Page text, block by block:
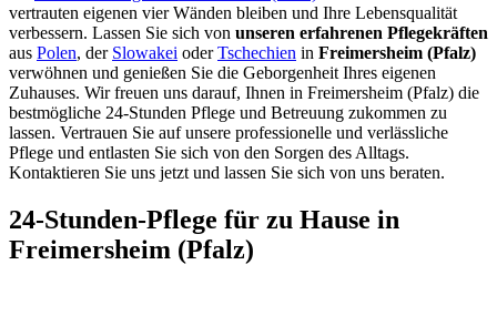
vertrauten eigenen vier Wänden bleiben und Ihre Lebensqualität
verbessern. Lassen Sie sich von unseren erfahrenen Pflegekräften
aus Polen, der Slowakei oderTschechien in Freimersheim (Pfalz)
verwöhnen und genießen Sie die Geborgenheit Ihres eigenen
Zuhauses. Wir freuen uns darauf, Ihnen in Freimersheim (Pfalz) die
bestmögliche 24-Stunden Pflege und Betreuung zukommen zu
lassen. Vertrauen Sie auf unsere professionelle und verlässliche
Pflege und entlasten Sie sich von den Sorgen des Alltags.
Kontaktieren Sie uns jetzt und lassen Sie sich von uns beraten.
24-Stunden-Pflege für zu Hause in
Freimersheim (Pfalz)